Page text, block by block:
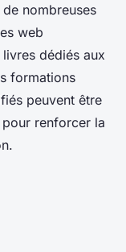
nombreuses
web
dédiés aux
formations
peuvent être
renforcer la